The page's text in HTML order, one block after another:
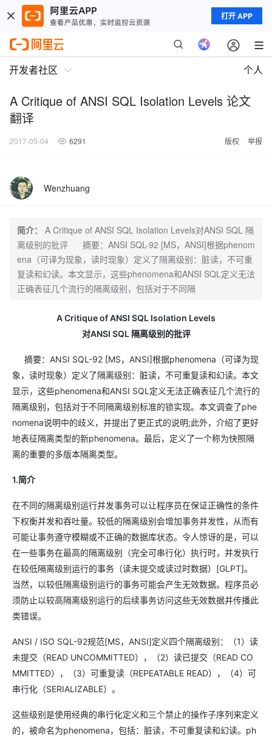
打开 APP
开发者社区 个人
A Critique of ANSI SQL Isolation Levels 论文
翻译
2017-05-04 6291 版权 举报
Wenzhuang
简介：
A Critique of ANSI SQL Isolation Levels对ANSI SQL 隔
离级别的批评 摘要：ANSI SQL-92 [MS，ANSI]根据phenom
ena（可译为现象，读时现象）定义了隔离级别：脏读，不可重
复读和幻读。本文显示，这些phenomena和ANSI SQL定义无法
正确表征几个流行的隔离级别，包括对于不同隔
A Critique of ANSI SQL Isolation Levels
对ANSI SQL 隔离级别的批评
摘要：ANSI SQL-92 [MS，ANSI]根据phenomena（可译为现
象，读时现象）定义了隔离级别：脏读，不可重复读和幻读。本文
显示，这些phenomena和ANSI SQL定义无法正确表征几个流行的
隔离级别，包括对于不同隔离级别标准的锁实现。本文调查了phe
nomena说明中的歧义，并提出了更正式的说明;此外，介绍了更好
地表征隔离类型的新phenomena。最后，定义了一个称为快照隔
离的重要的多版本隔离类型。
1.简介
在不同的隔离级别运行并发事务可以让程序员在保证正确性的条件
下权衡并发和吞吐量。较低的隔离级别会增加事务并发性，从而有
可能让事务遵守模糊或不正确的数据库状态。令人惊讶的是，可以
在一些事务在最高的隔离级别（完全可串行化）执行时，并发执行
在较低隔离级别运行的事务（读未提交或读过时数据）[GLPT]。
当然，以较低隔离级别运行的事务可能会产生无效数据。程序员必
须防止以较高隔离级别运行的后续事务访问这些无效数据并传播此
类错误。
ANSI / ISO SQL-92规范[MS，ANSI]定义四个隔离级别：（1）读
未提交（READ UNCOMMITTED），（2）读已提交（READ CO
MMITTED），（3）可重复读（REPEATABLE READ），（4）可
串行化（SERIALIZABLE）。
这些级别是使用经典的串行化定义和三个禁止的操作子序列来定义
的，被命名为phenomena，包括：脏读，不可重复读和幻读。ph